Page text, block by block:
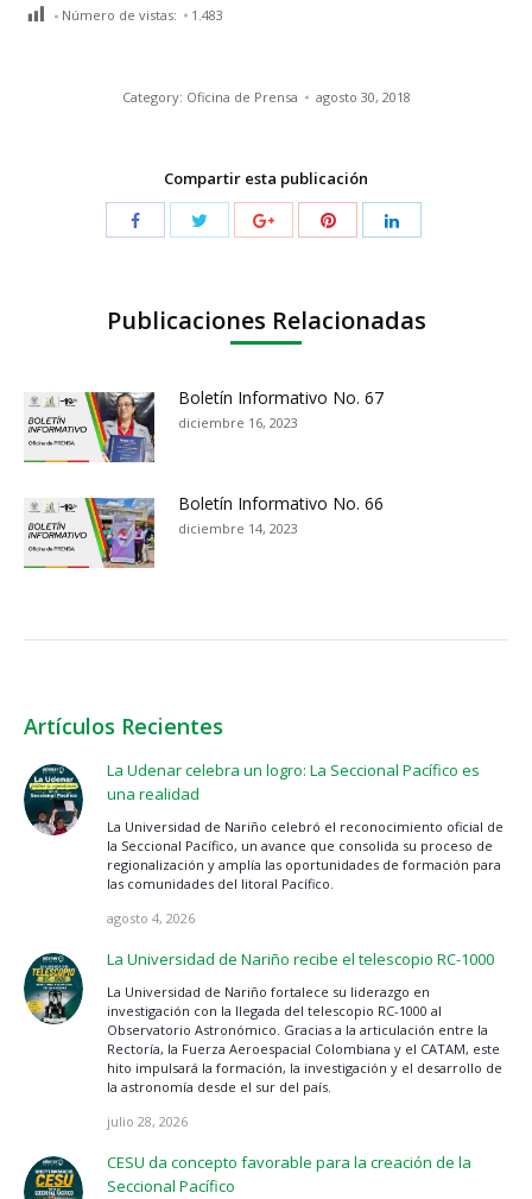
Número de vistas: 1.483
Category: Oficina de Prensa agosto 30, 2018
Compartir esta publicación
Publicaciones Relacionadas
Boletín Informativo No. 67
diciembre 16, 2023
Boletín Informativo No. 66
diciembre 14, 2023
Artículos Recientes
La Udenar celebra un logro: La Seccional Pacífico es
una realidad
La Universidad de Nariño celebró el reconocimiento oficial de
la Seccional Pacífico, un avance que consolida su proceso de
regionalización y amplía las oportunidades de formación para
las comunidades del litoral Pacífico.
agosto 4, 2026
La Universidad de Nariño recibe el telescopio RC-1000
La Universidad de Nariño fortalece su liderazgo en
investigación con la llegada del telescopio RC-1000 al
Observatorio Astronómico. Gracias a la articulación entre la
Rectoría, la Fuerza Aeroespacial Colombiana y el CATAM, este
hito impulsará la formación, la investigación y el desarrollo de
la astronomía desde el sur del país.
julio 28, 2026
CESU da concepto favorable para la creación de la
Seccional Pacífico